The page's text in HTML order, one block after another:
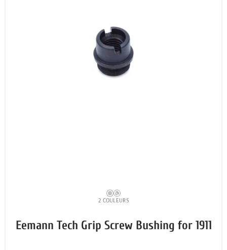
2 COULEURS
Eemann Tech Grip Screw Bushing for 1911